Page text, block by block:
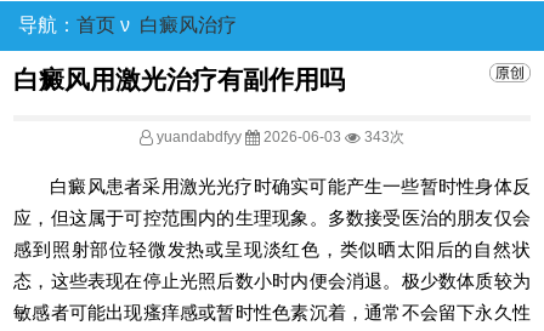
导航： 首页 ν 白癜风治疗
白癜风用激光治疗有副作用吗
yuandabdfyy 2026-06-03 343次
白癜风患者采用激光光疗时确实可能产生一些暂时性身体反
应，但这属于可控范围内的生理现象。多数接受医治的朋友仅会
感到照射部位轻微发热或呈现淡红色，类似晒太阳后的自然状
态，这些表现在停止光照后数小时内便会消退。极少数体质较为
敏感者可能出现瘙痒感或暂时性色素沉着，通常不会留下永久性